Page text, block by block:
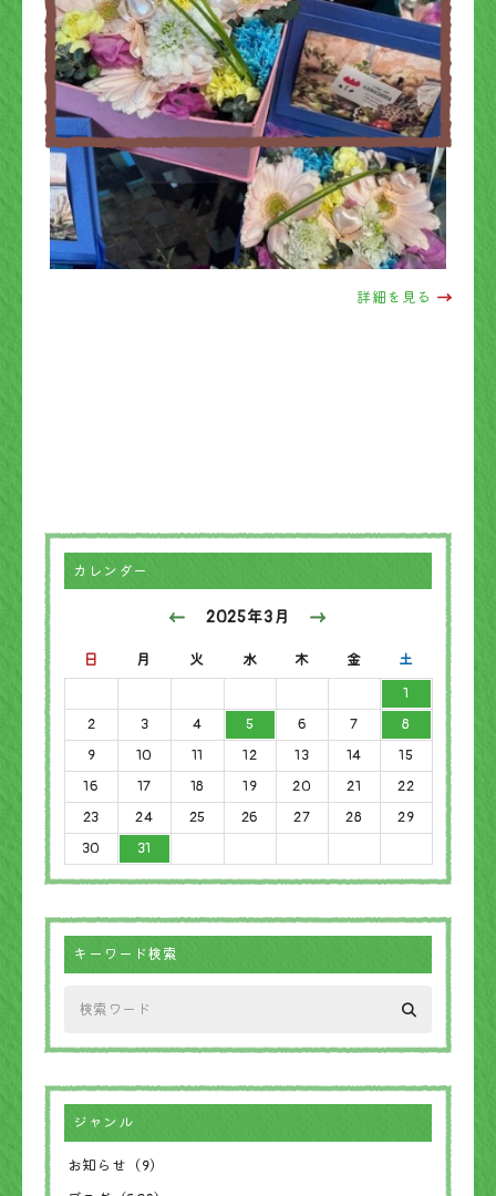
詳細を見る
カレンダー
2025年3月
日 月 火 水 木 金
土
1
2
3 4 5 6 7
8
9
10 11 12 13 14
15
16
17 18 19 20 21
22
23
24 25 26 27 28
29
30
31
キーワード検索
ジャンル
お知らせ（9）